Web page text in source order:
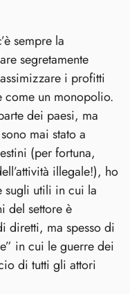
sempre la
segretamente
i profitti
come un monopolio.
dei paesi, ma
mai stato a
(per fortuna,
illegale!), ho
sugli utili in cui la
del settore è
diretti, ma spesso di
in cui le guerre dei
di tutti gli attori